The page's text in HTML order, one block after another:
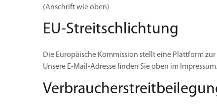
(Anschrift wie oben)
EU-Streitschlichtung
Die Europäische Kommission stellt eine Plattform
Unsere E-Mail-Adresse finden Sie oben im Impressum.